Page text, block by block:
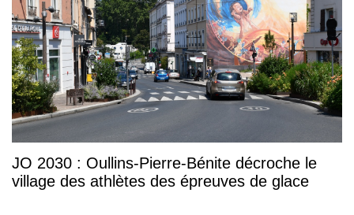
JO 2030 : Oullins-Pierre-Bénite décroche le
village des athlètes des épreuves de glace